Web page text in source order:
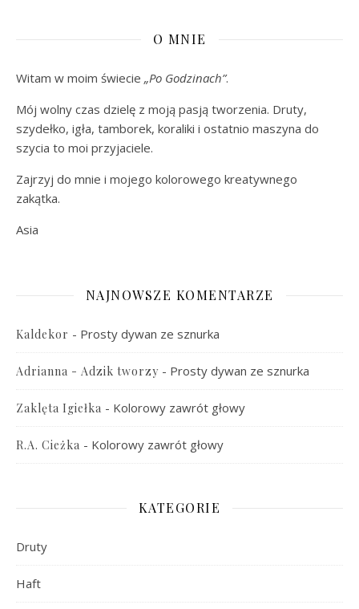
O MNIE
Witam w moim świecie „Po Godzinach”.
Mój wolny czas dzielę z moją pasją tworzenia. Druty,
szydełko, igła, tamborek, koraliki i ostatnio maszyna do
szycia to moi przyjaciele.
Zajrzyj do mnie i mojego kolorowego kreatywnego
zakątka.
Asia
NAJNOWSZE KOMENTARZE
Kaldekor - Prosty dywan ze sznurka
Adrianna - Adzik tworzy - Prosty dywan ze sznurka
Zaklęta Igiełka - Kolorowy zawrót głowy
R.A. Cieżka - Kolorowy zawrót głowy
KATEGORIE
Druty
Haft